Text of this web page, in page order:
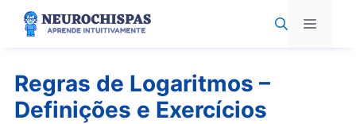
Pular
para
Menu
Regras de Logaritmos –
Definições e Exercícios